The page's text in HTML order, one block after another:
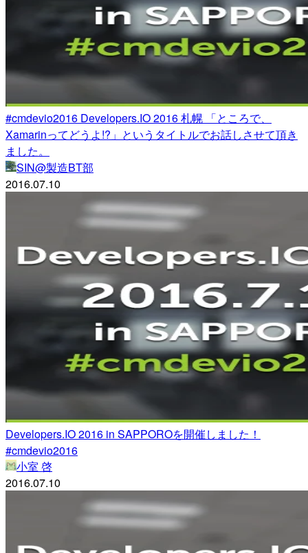
#cmdevio2016 Developers.IO 2016 札幌 「ところで、
Xamarinってどうよ!?」というタイトルでお話しさせて頂き
ました。
SIN@製造BT部
2016.07.10
Developers.IO 2016 in SAPPOROを開催しました！
#cmdevio2016
小室 啓
2016.07.10